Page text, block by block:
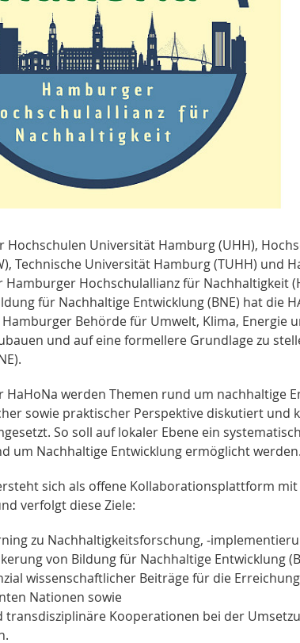
Hochschulen Universität Hamburg (UHH),
Technische Universität Hamburg (TUHH) und
Hamburger Hochschulallianz für Nachhaltigkeit
für Nachhaltige Entwicklung (BNE) hat die
Behörde für Umwelt, Klima, Energie
und auf eine formellere Grundlage zu
HaHoNa werden Themen rund um nachhaltige
sowie praktischer Perspektive diskutiert und
So soll auf lokaler Ebene ein
um Nachhaltige Entwicklung ermöglicht werden.
sich als offene Kollaborationsplattform
verfolgt diese Ziele:
zu Nachhaltigkeitsforschung, -
von Bildung für Nachhaltige Entwicklung
wissenschaftlicher Beiträge für die
Nationen sowie
transdisziplinäre Kooperationen bei der